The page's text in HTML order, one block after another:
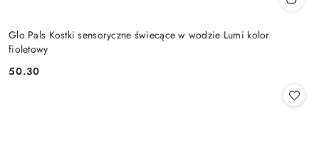
Glo Pals Kostki sensoryczne świecące w wodzie Lumi kolor
fioletowy
Cena:
50.30